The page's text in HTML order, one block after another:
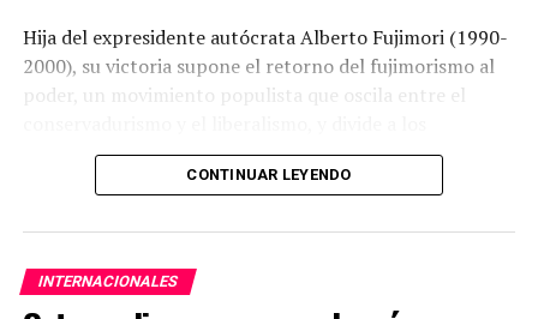
Hija del expresidente autócrata Alberto Fujimori (1990-
2000), su victoria supone el retorno del fujimorismo al
poder, un movimiento populista que oscila entre el
peruanos.
toma de posesión de Keiko Fujimori en el Perú:
28/07/2026 – 14:05
CONTINUAR LEYENDO
INTERNACIONALES